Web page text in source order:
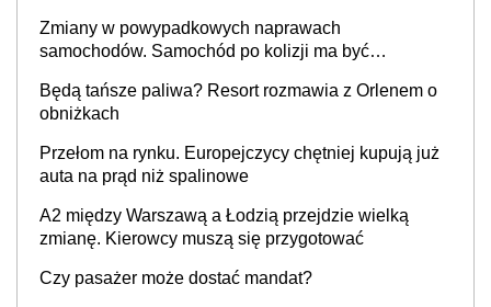
Zmiany w powypadkowych naprawach
samochodów. Samochód po kolizji ma być
producenta
Będą tańsze paliwa? Resort rozmawia z Orlenem o
obniżkach
Przełom na rynku. Europejczycy chętniej kupują już
auta na prąd niż spalinowe
A2 między Warszawą a Łodzią przejdzie wielką
zmianę. Kierowcy muszą się przygotować
Czy pasażer może dostać mandat?